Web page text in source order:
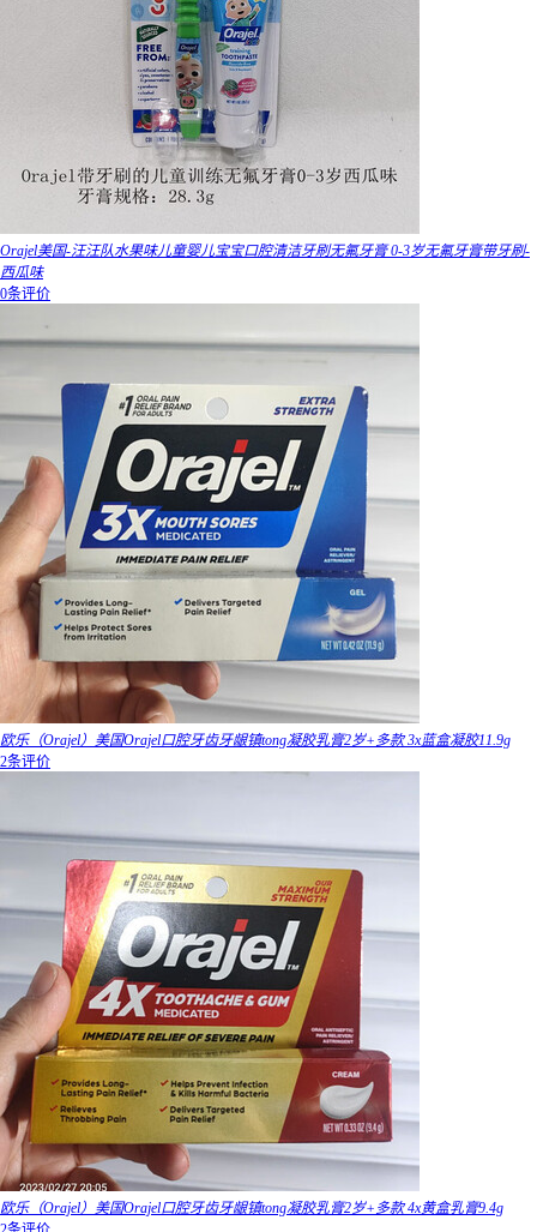
Orajel美国-汪汪队水果味儿童婴儿宝宝口腔清洁牙刷无氟牙膏 0-3岁无氟牙膏带牙刷-
西瓜味
0条评价
欧乐（Orajel）美国Orajel口腔牙齿牙龈镇tong凝胶乳膏2岁+多款 3x蓝盒凝胶11.9g
2条评价
欧乐（Orajel）美国Orajel口腔牙齿牙龈镇tong凝胶乳膏2岁+多款 4x黄盒乳膏9.4g